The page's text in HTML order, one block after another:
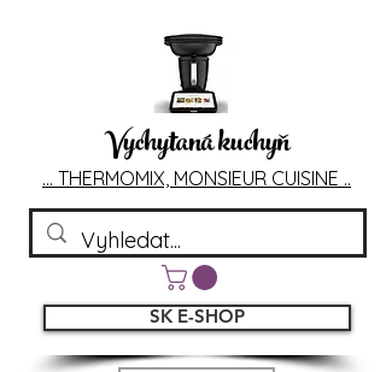
Vychytaná kuchyň
... THERMOMIX, MONSIEUR CUISINE ..
SK E-SHOP